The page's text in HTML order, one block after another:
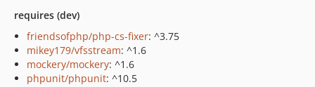
requires (dev)
friendsofphp/php-cs-fixer: ^3.75
mikey179/vfsstream: ^1.6
mockery/mockery: ^1.6
phpunit/phpunit: ^10.5